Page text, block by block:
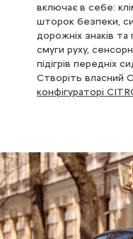
включає в себе:
шторок безпеки,
дорожніх знаків
смуги руху,
підігрів передніх
Створіть власний
конфігураторі